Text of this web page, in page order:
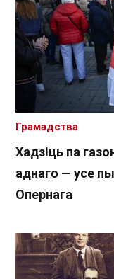
Хадзіць па
аднаго — усе
Опернага
Грамадства